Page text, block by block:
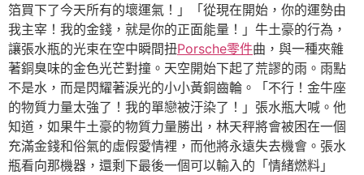
箔買下了今天所有的壞運氣！」「從現在開始，你的運勢由
我主宰！我的金錢，就是你的正面能量！」牛土豪的行為，
讓張水瓶的光束在空中瞬間扭Porsche零件曲，與一種夾雜
著銅臭味的金色光芒對撞。天空開始下起了荒謬的雨。雨點
不是水，而是閃耀著淚光的小小黃銅齒輪。「不行！金牛座
的物質力量太強了！我的單戀被汙染了！」張水瓶大喊。他
知道，如果牛土豪的物質力量勝出，林天秤將會被困在一個
充滿金錢和俗氣的虛假愛情裡，而他將永遠失去機會。張水
瓶看向那機器，還剩下最後一個可以輸入的「情緒燃料」